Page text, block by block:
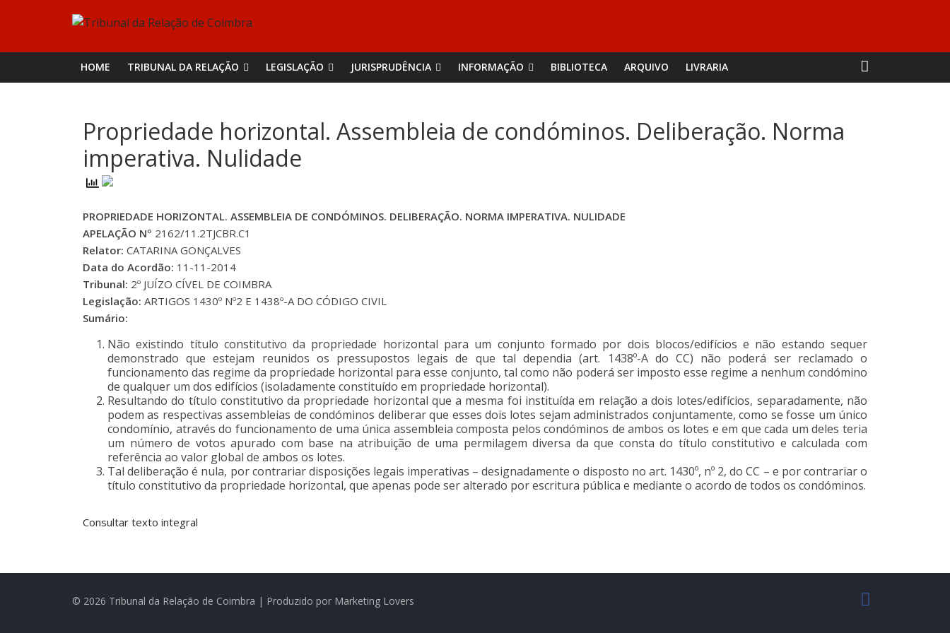
Tribunal
da
Relação
de
Coimbra
HOME TRIBUNAL DA RELAÇÃO LEGISLAÇÃO JURISPRUDÊNCIA INFORMAÇÃO BIBLIOTECA ARQUIVO LIVRARIA
Propriedade horizontal. Assembleia de condóminos. Deliberação. Norma
imperativa. Nulidade
PROPRIEDADE HORIZONTAL. ASSEMBLEIA DE CONDÓMINOS. DELIBERAÇÃO. NORMA IMPERATIVA. NULIDADE
APELAÇÃO Nº 2162/11.2TJCBR.C1
Relator: CATARINA GONÇALVES
Data do Acordão: 11-11-2014
Tribunal: 2º JUÍZO CÍVEL DE COIMBRA
Legislação: ARTIGOS 1430º Nº2 E 1438º-A DO CÓDIGO CIVIL
Sumário:
Não existindo título constitutivo da propriedade horizontal para um conjunto formado por dois blocos/edifícios e não estando sequer
demonstrado que estejam reunidos os pressupostos legais de que tal dependia (art. 1438º-A do CC) não poderá ser reclamado o
funcionamento das regime da propriedade horizontal para esse conjunto, tal como não poderá ser imposto esse regime a nenhum condómino
de qualquer um dos edifícios (isoladamente constituído em propriedade horizontal).
Resultando do título constitutivo da propriedade horizontal que a mesma foi instituída em relação a dois lotes/edifícios, separadamente, não
podem as respectivas assembleias de condóminos deliberar que esses dois lotes sejam administrados conjuntamente, como se fosse um único
condomínio, através do funcionamento de uma única assembleia composta pelos condóminos de ambos os lotes e em que cada um deles teria
um número de votos apurado com base na atribuição de uma permilagem diversa da que consta do título constitutivo e calculada com
referência ao valor global de ambos os lotes.
Tal deliberação é nula, por contrariar disposições legais imperativas – designadamente o disposto no art. 1430º, nº 2, do CC – e por contrariar o
título constitutivo da propriedade horizontal, que apenas pode ser alterado por escritura pública e mediante o acordo de todos os condóminos.
Consultar texto integral
© 2026 Tribunal da Relação de Coimbra | Produzido por Marketing Lovers